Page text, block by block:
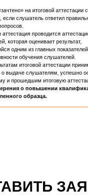
на итоговой аттестации
если слушатель ответил
аттестация проводится
которая оценивает результат,
одним из главных показателей
обучения слушателей.
итоговой аттестации
о выдаче слушателям, успешно
и прошедшим итоговую
о повышении
образца.